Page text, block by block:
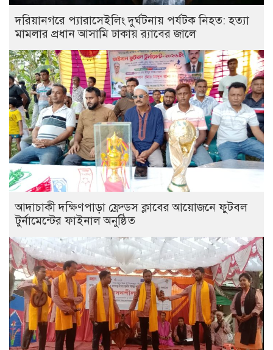
দরিয়ানগরে প্যারাসেইলিং দুর্ঘটনায় পর্যটক নিহত: হত্যা
মামলার প্রধান আসামি ঢাকায় র‌্যাবের জালে
আদাচাকী দক্ষিণপাড়া ফ্রেন্ডস ক্লাবের আয়োজনে ফুটবল
টুর্নামেন্টের ফাইনাল অনুষ্ঠিত